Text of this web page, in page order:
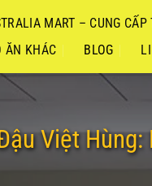
MART – CUNG CẤP
ĂN KHÁC
BLOG
Việt